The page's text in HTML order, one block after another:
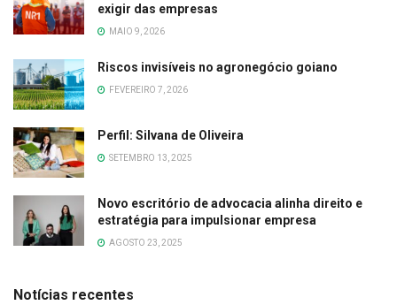
exigir das empresas
MAIO 9, 2026
Riscos invisíveis no agronegócio goiano
FEVEREIRO 7, 2026
Perfil: Silvana de Oliveira
SETEMBRO 13, 2025
Novo escritório de advocacia alinha direito e
estratégia para impulsionar empresa
AGOSTO 23, 2025
Notícias recentes